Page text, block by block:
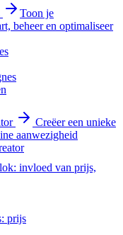
Toon je
beheer en optimaliseer
Creëer een unieke
aanwezigheid
invloed van prijs,
prijs